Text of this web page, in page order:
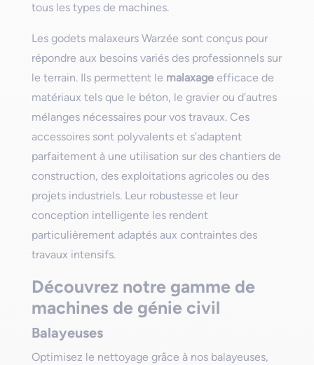
tous les types de machines.
Les godets malaxeurs Warzée sont conçus pour
répondre aux besoins variés des professionnels sur
le terrain. Ils permettent le malaxageefficace de
matériaux tels que le béton, le gravier ou d’autres
mélanges nécessaires pour vos travaux. Ces
accessoires sont polyvalents et s’adaptent
parfaitement à une utilisation sur des chantiers de
construction, des exploitations agricoles ou des
projets industriels. Leur robustesse et leur
conception intelligente les rendent
particulièrement adaptés aux contraintes des
travaux intensifs.
Découvrez notre gamme de
machines de génie civil
Balayeuses
Optimisez le nettoyage grâce à nos balayeuses,